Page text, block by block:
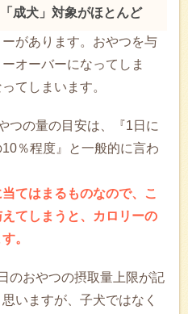
成犬」対象がほとんど
があります。おやつを与
オーバーになってしま
てしまいます。
つの量の目安は、『1日に
％程度』と一般的に言わ
てはまるものなので、こ
てしまうと、カロリーの
。
のおやつの摂取量上限が記
いますが、子犬ではなく